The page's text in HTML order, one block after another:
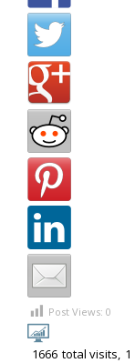
Post Views: 0
1666 total visits, 1